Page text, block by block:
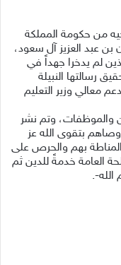
من حكومة المملكة
بن عبد العزيز آل سعود،
لم يدخرا جهداً في
رسالتها النبيلة
معالي وزير التعليم
والموظفات، وتم نشر
بتقوى الله عز
بهم والحرص على
العامة خدمةً للدين ثم
.